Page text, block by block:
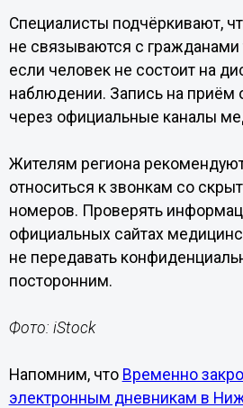
Специалисты подчёркивают,
не связываются с
если человек не состоит на
наблюдении. Запись на приём
через официальные каналы
Жителям региона
относиться к звонкам со
номеров. Проверять
официальных сайтах
не передавать
посторонним.
Фото: iStock
Напомним, что Временно
электронным дневникам в